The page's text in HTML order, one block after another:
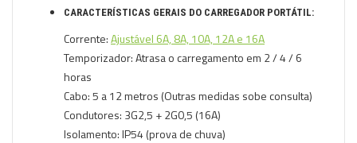
CARACTERÍSTICAS GERAIS DO CARREGADOR PORTÁTIL:
Corrente:Ajustável 6A, 8A, 10A, 12A e 16A
Temporizador: Atrasa o carregamento em 2 / 4 / 6
horas
Cabo: 5 a 12 metros (Outras medidas sobe consulta)
Condutores: 3G2,5 + 2G0,5 (16A)
Isolamento: IP54 (prova de chuva)